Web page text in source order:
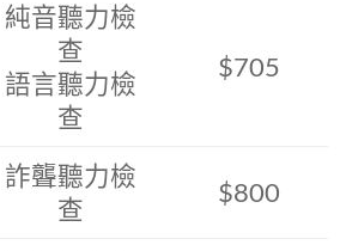
純音聽力檢
查
語言聽力檢
查
$705
詐聾聽力檢
查
$800